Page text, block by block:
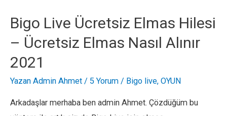
–
Bedava
Altın
Alma
Nasıl
Bigo Live Ücretsiz Elmas Hilesi
– Ücretsiz Elmas Nasıl Alınır
2021
Yazan Admin Ahmet / 5 Yorum / Bigo live, OYUN
Arkadaşlar merhaba ben admin Ahmet. Çözdüğüm bu